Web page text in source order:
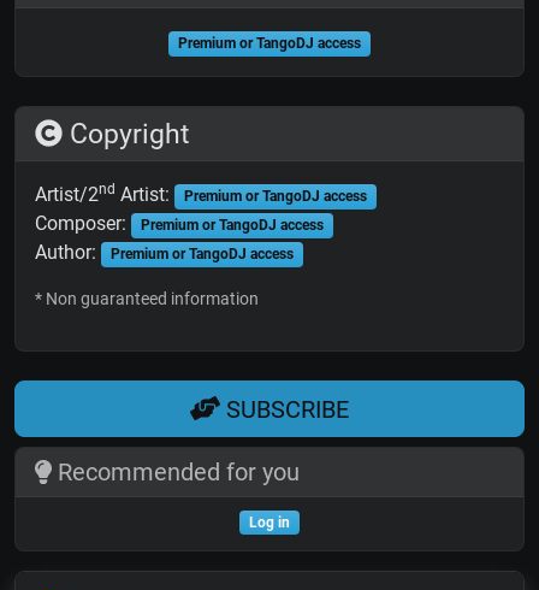
Premium or TangoDJ access
Copyright
Artist/2nd Artist: Premium or TangoDJ access
Composer: Premium or TangoDJ access
Author: Premium or TangoDJ access
* Non guaranteed information
SUBSCRIBE
Recommended for you
Log in